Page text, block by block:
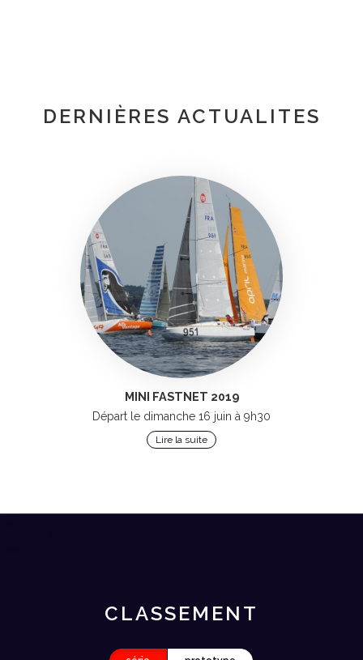
DERNIÈRES ACTUALITES
MINI FASTNET 2019
Départ le dimanche 16 juin à 9h30
Lire la suite
CLASSEMENT